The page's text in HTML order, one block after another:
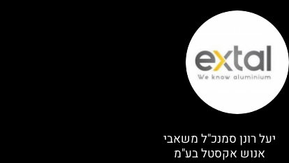
יעל רונן סמנכ"ל משאבי
אנוש אקסטל בע"מ